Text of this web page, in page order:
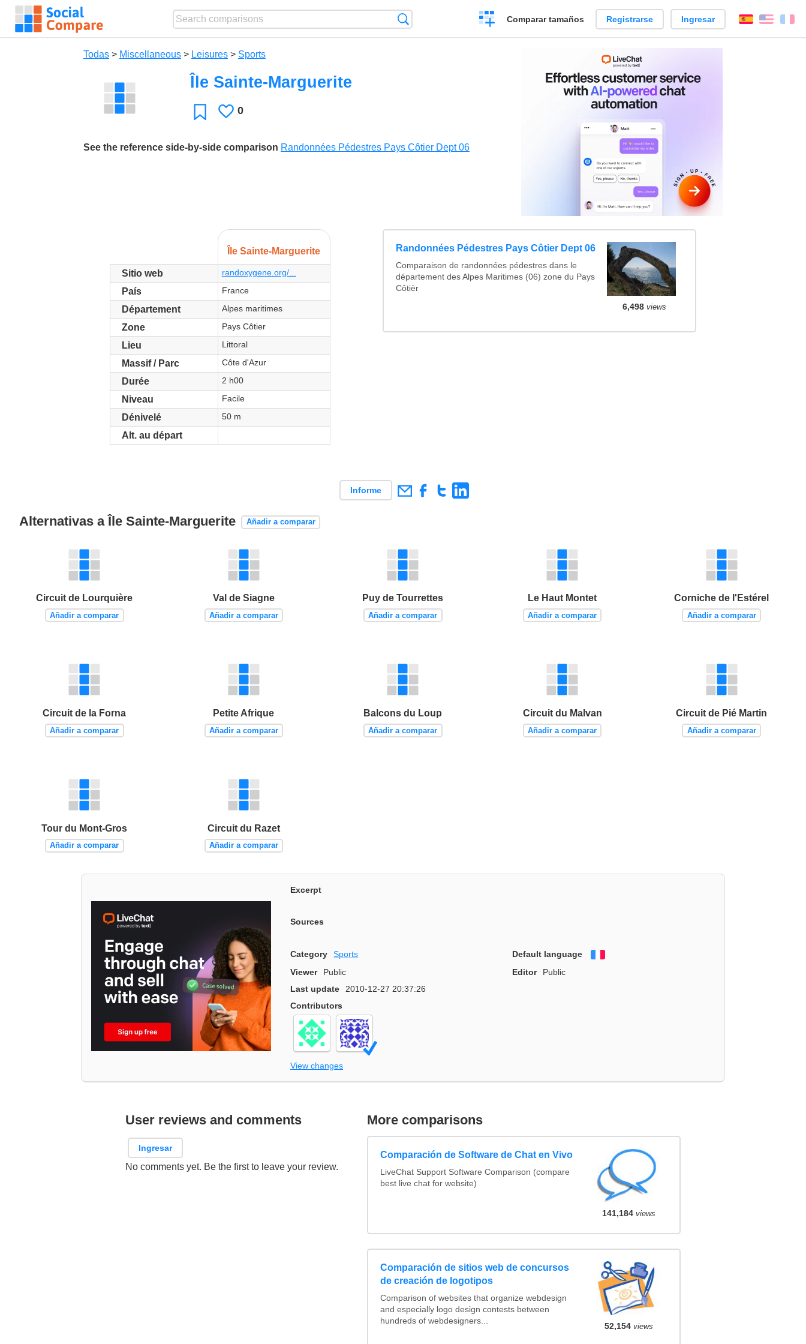
Crear
una
Comparar tamaños Registrarse Ingresar EspañolEnglish
Todas > Miscellaneous > Leisures > Sports
Île Sainte-Marguerite
Favoritos
Le
0
See the reference side-by-side comparison Randonnées Pédestres Pays Côtier Dept 06
Île Sainte-Marguerite
Sitio web randoxygene.org/...
País France
Département Alpes maritimes
Zone Pays Côtier
Lieu Littoral
Massif / Parc Côte d'Azur
Durée 2 h00
Niveau Facile
Dénivelé 50 m
Alt. au départ
Randonnées Pédestres Pays Côtier Dept 06
Comparaison de randonnées pédestres dans le
département des Alpes Maritimes (06) zone du Pays
Côtièr
6,498 views
Informe
Alternativas a Île Sainte-Marguerite Añadir a comparar
Circuit de Lourquière
Añadir a comparar
Val de Siagne
Añadir a comparar
Puy de Tourrettes
Añadir a comparar
Le Haut Montet
Añadir a comparar
Corniche de l'Estérel
Añadir a comparar
Circuit de la Forna
Añadir a comparar
Petite Afrique
Añadir a comparar
Balcons du Loup
Añadir a comparar
Circuit du Malvan
Añadir a comparar
Circuit de Pié Martin
Añadir a comparar
Tour du Mont-Gros
Añadir a comparar
Circuit du Razet
Añadir a comparar
Excerpt
Sources
Category Sports Default language
Viewer
Public Editor
Public
Last update
2010-12-27 20:37:26
Contributors
View changes
User reviews and comments
Ingresar
No comments yet. Be the first to leave your review.
More comparisons
Comparación de Software de Chat en Vivo
LiveChat Support Software Comparison (compare
best live chat for website)
141,184 views
Comparación de sitios web de concursos
de creación de logotipos
Comparison of websites that organize webdesign
and especially logo design contests between
hundreds of webdesigners...
52,154 views